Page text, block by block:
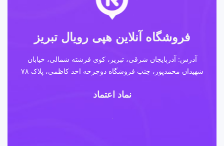
فروشگاه آنلاین هپی رویال تبریز
آدرس: آذربایجان شرقی، تبریز، کوی فرشته شمالی، خیابان
شهیدان محمدپور، جنب فروشگاه دوچرخه احد کاظمی، پلاک ۷۸
نماد اعتماد